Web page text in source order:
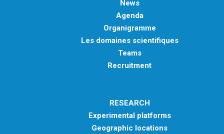
News
Agenda
Organigramme
Les domaines scientifiques
Teams
Recruitment
RESEARCH
Experimental platforms
Geographic locations